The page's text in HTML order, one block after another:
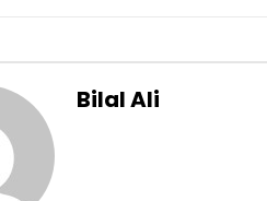
Bilal Ali